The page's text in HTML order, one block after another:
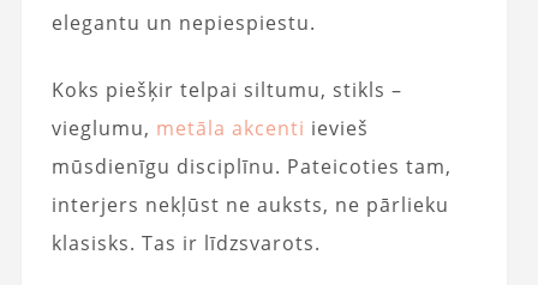
elegantu un nepiespiestu.
Koks piešķir telpai siltumu, stikls –
vieglumu, metāla akcenti ievieš
mūsdienīgu disciplīnu. Pateicoties tam,
interjers nekļūst ne auksts, ne pārlieku
klasisks. Tas ir līdzsvarots.